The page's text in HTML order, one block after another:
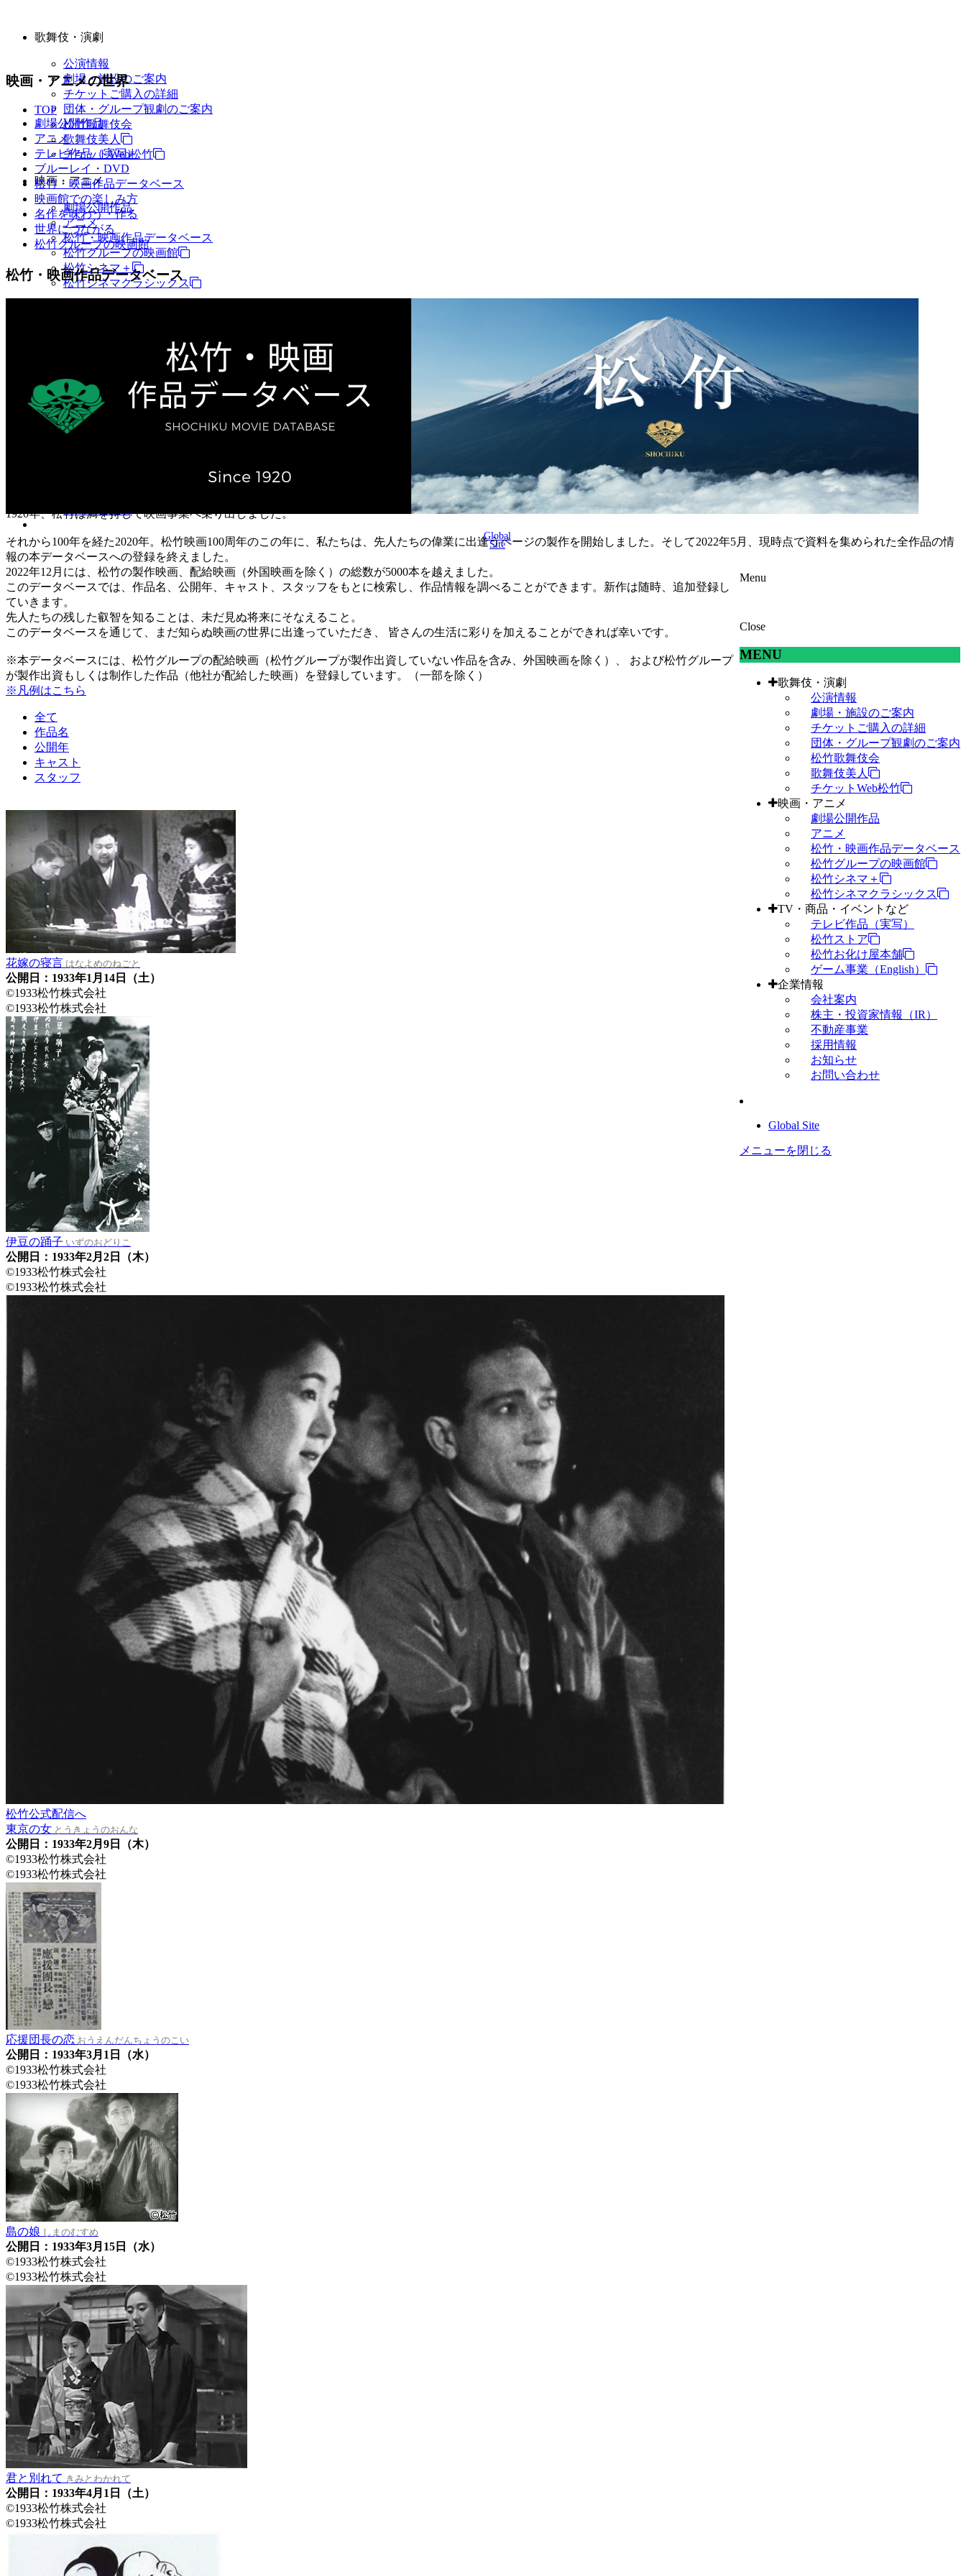
歌舞伎・演劇
公演情報
劇場・施設のご案内
チケットご購入の詳細
団体・グループ観劇のご案内
松竹歌舞伎会
歌舞伎美人
チケットWeb松竹
映画・アニメ
劇場公開作品
アニメ
松竹・映画作品データベース
松竹グループの映画館
松竹シネマ＋
松竹シネマクラシックス
松竹ストア（通販サイト）
ゲーム事業（English）
企業情報
会社案内
Global
Site
Menu
Close
MENU
歌舞伎・演劇
公演情報
劇場・施設のご案内
チケットご購入の詳細
団体・グループ観劇のご案内
松竹歌舞伎会
歌舞伎美人
チケットWeb松竹
映画・アニメ
劇場公開作品
アニメ
松竹・映画作品データベース
松竹グループの映画館
松竹シネマ＋
松竹シネマクラシックス
TV・商品・イベントなど
テレビ作品（実写）
松竹ストア
松竹お化け屋本舗
ゲーム事業（English）
企業情報
会社案内
株主・投資家情報（IR）
不動産事業
採用情報
お知らせ
お問い合わせ
Global Site
メニューを閉じる
映画・アニメの世界
TOP
劇場公開作品
アニメ
テレビ作品（実写）
ブルーレイ・DVD
松竹・映画作品データベース
映画館での楽しみ方
名作を味わう・作る
世界につながる
松竹グループの映画館
松竹・映画作品データベース
1920年、松竹は満を持して映画事業へ乗り出しました。
それから100年を経た2020年。松竹映画100周年のこの年に、私たちは、先人たちの偉業に出逢うページの製作を開始しました。そして2022年5月、現時点で資料を集められた全作品の情
報の本データベースへの登録を終えました。
2022年12月には、松竹の製作映画、配給映画（外国映画を除く）の総数が5000本を越えました。
このデータベースでは、作品名、公開年、キャスト、スタッフをもとに検索し、作品情報を調べることができます。新作は随時、追加登録し
ていきます。
先人たちの残した叡智を知ることは、未だ見ぬ将来にそなえること。
このデータベースを通じて、まだ知らぬ映画の世界に出逢っていただき、 皆さんの生活に彩りを加えることができれば幸いです。
※本データベースには、松竹グループの配給映画（松竹グループが製作出資していない作品を含み、外国映画を除く）、 および松竹グループ
が製作出資もしくは制作した作品（他社が配給した映画）を登録しています。（一部を除く）
※凡例はこちら
全て
作品名
公開年
キャスト
スタッフ
花嫁の寝言 はなよめのねごと
公開日：1933年1月14日（土）
©1933松竹株式会社
©1933松竹株式会社
伊豆の踊子 いずのおどりこ
公開日：1933年2月2日（木）
©1933松竹株式会社
©1933松竹株式会社
松竹公式配信へ
東京の女 とうきょうのおんな
公開日：1933年2月9日（木）
©1933松竹株式会社
©1933松竹株式会社
応援団長の恋 おうえんだんちょうのこい
公開日：1933年3月1日（水）
©1933松竹株式会社
©1933松竹株式会社
島の娘 しまのむすめ
公開日：1933年3月15日（水）
©1933松竹株式会社
©1933松竹株式会社
君と別れて きみとわかれて
公開日：1933年4月1日（土）
©1933松竹株式会社
©1933松竹株式会社